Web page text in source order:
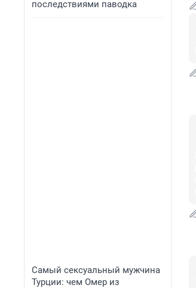
последствиями паводка
Самый сексуальный мужчина
Турции: чем Омер из